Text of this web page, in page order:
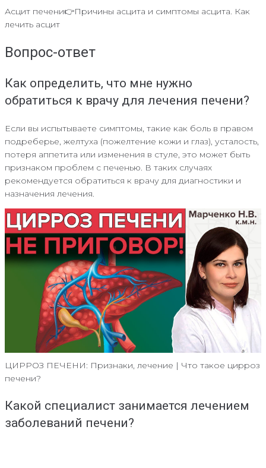
Асцит печени👉Причины асцита и симптомы асцита. Как
лечить асцит
Вопрос-ответ
Как определить, что мне нужно
обратиться к врачу для лечения печени?
Если вы испытываете симптомы, такие как боль в правом
подреберье, желтуха (пожелтение кожи и глаз), усталость,
потеря аппетита или изменения в стуле, это может быть
признаком проблем с печенью. В таких случаях
рекомендуется обратиться к врачу для диагностики и
назначения лечения.
ЦИРРОЗ ПЕЧЕНИ: Признаки, лечение | Что такое цирроз
печени?
Какой специалист занимается лечением
заболеваний печени?